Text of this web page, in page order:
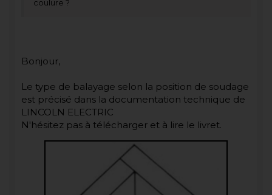
coulure ?
Bonjour,
Le type de balayage selon la position de soudage
est précisé dans la documentation technique de
LINCOLN ELECTRIC
N'hésitez pas à télécharger et à lire le livret.